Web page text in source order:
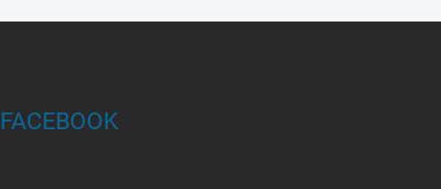
FACEBOOK